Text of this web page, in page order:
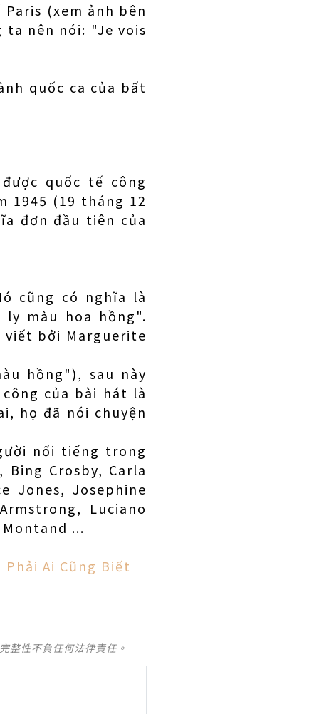
(xem ảnh bên
nên nói: "Je vois
quốc ca của bất
quốc tế công
1945 (19 tháng 12
đơn đầu tiên của
cũng có nghĩa là
ly màu hoa hồng".
bởi Marguerite
hồng"), sau này
của bài hát là
họ đã nói chuyện
nổi tiếng trong
Crosby, Carla
Jones, Josephine
Luciano
...
Ai Cũng Biết
整性不負任何法律責任。